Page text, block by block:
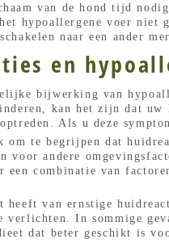
van de hond tijd
hypoallergene voer niet
naar een ander
en
bijwerking van
kan het zijn dat
Als u deze
om te begrijpen dat
voor andere
een combinatie van
heeft van ernstige
verlichten. In sommige
dat beter geschikt is